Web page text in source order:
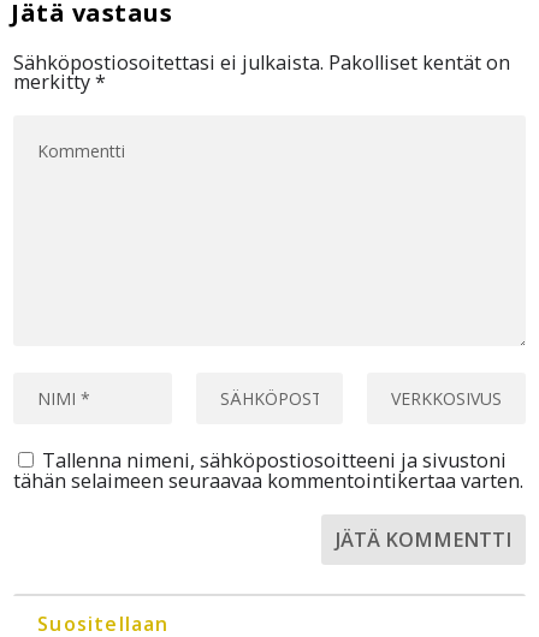
Sähköpostiosoitettasi ei julkaista. Pakolliset kentät on
merkitty*
Tallenna nimeni, sähköpostiosoitteeni ja sivustoni
tähän selaimeen seuraavaa kommentointikertaa varten.
Suositellaan